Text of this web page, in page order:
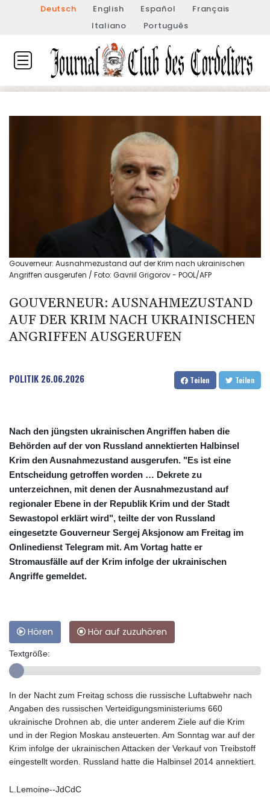
Deutsch English Español
Français
Italiano
Português
Gouverneur: Ausnahmezustand auf der Krim nach ukrainischen
Angriffen ausgerufen / Foto: Gavriil Grigorov - POOL/AFP
GOUVERNEUR: AUSNAHMEZUSTAND
AUF DER KRIM NACH UKRAINISCHEN
ANGRIFFEN AUSGERUFEN
POLITIK 26.06.2026 Teilen Teilen
Nach den jüngsten ukrainischen Angriffen haben die
Behörden auf der von Russland annektierten Halbinsel
Krim den Ausnahmezustand ausgerufen. "Es ist eine
Entscheidung getroffen worden … Dekrete zu
unterzeichnen, mit denen der Ausnahmezustand auf
regionaler Ebene in der Republik Krim und der Stadt
Sewastopol erklärt wird", teilte der von Russland
eingesetzte Gouverneur Sergej Aksjonow am Freitag im
Onlinedienst Telegram mit. Am Vortag hatte er
Stromausfälle auf der Krim infolge der ukrainischen
Angriffe gemeldet.
Hören Hör auf zuzuhören
Textgröße:
In der Nacht zum Freitag schoss die russische Luftabwehr nach
Angaben des russischen Verteidigungsministeriums 660
ukrainische Drohnen ab, die unter anderem Ziele auf die Krim
und in der Region Moskau ansteuerten. Am Sonntag war auf der
Krim infolge der ukrainischen Attacken der Verkauf von Treibstoff
eingestellt worden. Russland hatte die Halbinsel 2014 annektiert.
L.Lemoine--JdCdC